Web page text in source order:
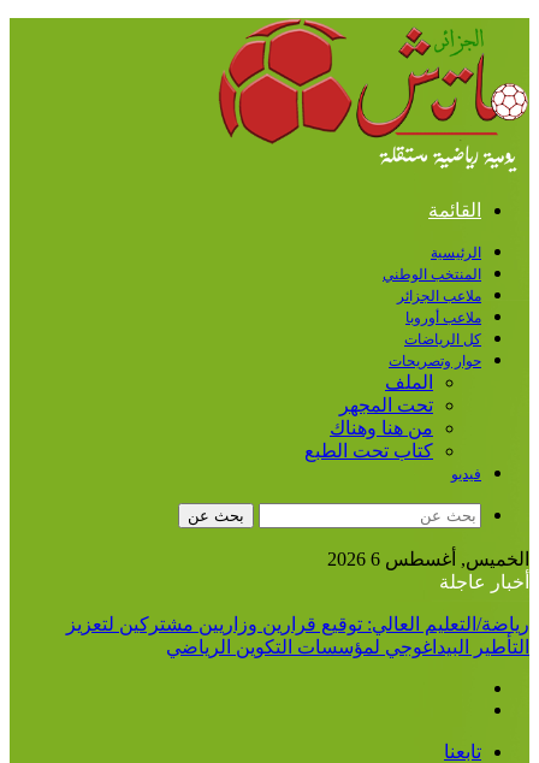
القائمة
الرئيسية
المنتخب الوطني
ملاعب الجزائر
ملاعب أوروبا
كل الرياضات
حوار وتصريحات
الملف
تحت المجهر
من هنا وهناك
كتاب تحت الطبع
فيديو
بحث عن
الخميس, أغسطس 6 2026
أخبار عاجلة
رياضة/التعليم العالي: توقيع قرارين وزاريين مشتركين لتعزيز
التأطير البيداغوجي لمؤسسات التكوين الرياضي
تابعنا